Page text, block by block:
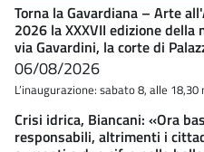
Torna la Gavardiana – Arte
2026 la XXXVII edizione
via Gavardini, la corte di
06/08/2026
L’inaugurazione: sabato 8, alle
Crisi idrica, Biancani: «Ora
responsabili, altrimenti i